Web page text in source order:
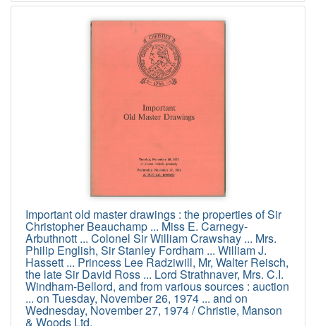
Important old master drawings : the properties of Sir
Christopher Beauchamp ... Miss E. Carnegy-
Arbuthnott ... Colonel Sir William Crawshay ... Mrs.
Philip English, Sir Stanley Fordham ... William J.
Hassett ... Princess Lee Radziwill, Mr, Walter Reisch,
the late Sir David Ross ... Lord Strathnaver, Mrs. C.I.
Windham-Bellord, and from various sources : auction
... on Tuesday, November 26, 1974 ... and on
Wednesday, November 27, 1974 / Christie, Manson
& Woods Ltd.